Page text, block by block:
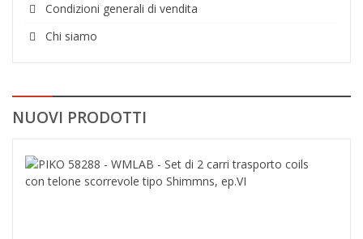
Condizioni generali di vendita
Chi siamo
NUOVI PRODOTTI